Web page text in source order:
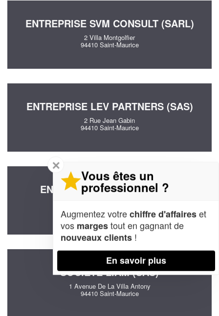
ENTREPRISE SVM CONSULT (SARL)
2 Villa Montgolfier
94410 Saint-Maurice
ENTREPRISE LEV PARTNERS (SAS)
2 Rue Jean Gabin
94410 Saint-Maurice
ENTREPRISE COHEN REFAEL
94410 Saint-Maurice
SOCIÉTÉ LIAM (SAS)
1 Avenue De La Villa Antony
94410 Saint-Maurice
✕
Vous êtes un
professionnel ?
Augmentez votrechiffre d'affaireset
vos margestout en gagnant de
nouveaux clients !
En savoir plus